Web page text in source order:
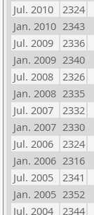
Jul. 2010
2324
Jan. 2010 2343
Jul. 2009
2336
Jan. 2009 2340
Jul. 2008
2326
Jan. 2008 2335
Jul. 2007
2332
Jan. 2007 2330
Jul. 2006
2324
Jan. 2006 2316
Jul. 2005
2341
Jan. 2005 2352
Jul. 2004
2344